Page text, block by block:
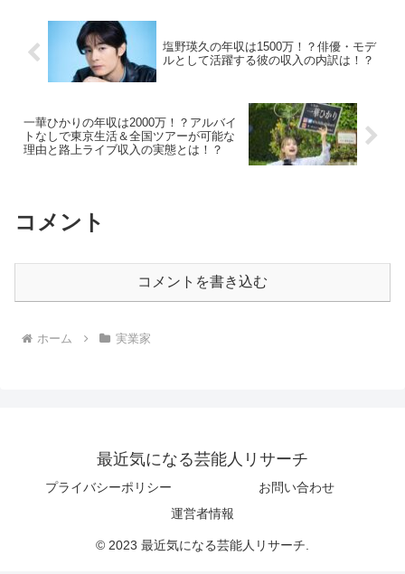
塩野瑛久の年収は1500万！？俳優・モデ
ルとして活躍する彼の収入の内訳は！？
一華ひかりの年収は2000万！？アルバイ
トなしで東京生活＆全国ツアーが可能な
理由と路上ライブ収入の実態とは！？
コメント
コメントを書き込む
ホーム 実業家
最近気になる芸能人リサーチ
プライバシーポリシー
お問い合わせ
運営者情報
© 2023 最近気になる芸能人リサーチ.